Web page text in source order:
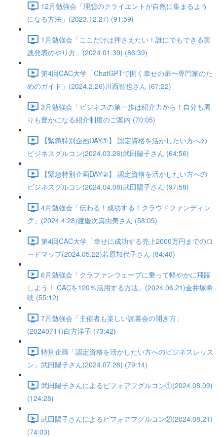
12月勉強会「理想のクライエントが自然に集まるよう
になる方法」(2023.12.27) (91:59)
1月勉強会「ここだけは押さえたい！誰にでもできる実
践発表のやり方」(2024.01.30) (86:39)
第4回CAC大学「ChatGPTで開く幸せの扉〜専門家のた
めのガイド」(2024.2.26)川西智也さん (67:22)
3月勉強会「ビジネスの第一歩は紹介力から！自分も周
りも豊かになる紹介制度のご案内 (70:05)
【緊急特別企画DAY①】 認定資格を活かしたい方への
ビジネスグルコン(2024.03.26)武田陽子さん (64:56)
【緊急特別企画DAY②】 認定資格を活かしたい方への
ビジネスグルコン(2024.04.08)武田陽子さん (97:58)
4月勉強会「伝わる！成功する！クラウドファンディン
グ」(2024.4.28)渡慶次真由美さん (58:09)
第4回CAC大学「幸せに成功する売上2000万円までのロ
ードマップ(2024.05.22)若原加代子さん (84:40)
6月勉強会「クラファンウェーブに乗って軽やかに飛躍
しよう！ CACを120％活用する方法」(2024.06.21)金井塚希
映 (55:12)
7月勉強会「主催者も楽しい読書会の開き方」
(20240711)白方洋子 (73:42)
特別企画「認定資格を活かしたい方へのビジネスレッス
ン」武田陽子さん(2024.07.28) (79:14)
武田陽子さんによるビフォアフグルコン①(2024.08.09)
(124:28)
武田陽子さんによるビフォアフグルコン②(2024.08.21)
(74:03)